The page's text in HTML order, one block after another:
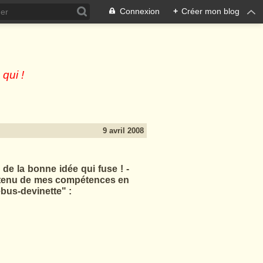
Connexion + Créer mon blog
qui !
9 avril 2008
la bonne idée qui fuse ! -
de mes compétences en
devinette" :